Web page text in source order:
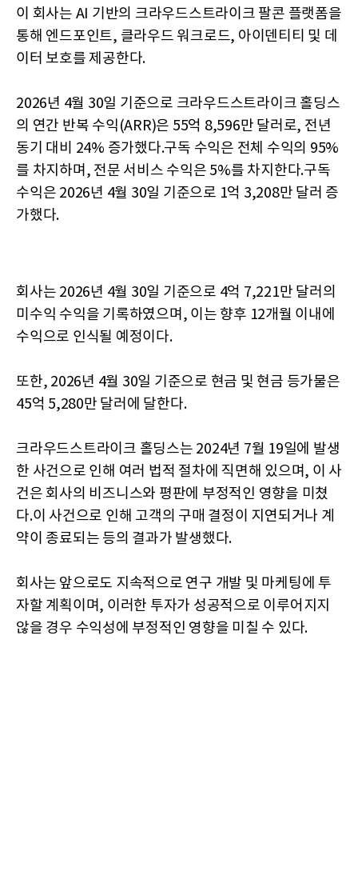
이 회사는 AI 기반의 크라우드스트라이크 팔콘 플랫폼을
통해 엔드포인트, 클라우드 워크로드, 아이덴티티 및 데
이터 보호를 제공한다.
2026년 4월 30일 기준으로 크라우드스트라이크 홀딩스
의 연간 반복 수익(ARR)은 55억 8,596만 달러로, 전년
동기 대비 24% 증가했다.구독 수익은 전체 수익의 95%
를 차지하며, 전문 서비스 수익은 5%를 차지한다.구독
수익은 2026년 4월 30일 기준으로 1억 3,208만 달러 증
가했다.
회사는 2026년 4월 30일 기준으로 4억 7,221만 달러의
미수익 수익을 기록하였으며, 이는 향후 12개월 이내에
수익으로 인식될 예정이다.
또한, 2026년 4월 30일 기준으로 현금 및 현금 등가물은
45억 5,280만 달러에 달한다.
크라우드스트라이크 홀딩스는 2024년 7월 19일에 발생
한 사건으로 인해 여러 법적 절차에 직면해 있으며, 이 사
건은 회사의 비즈니스와 평판에 부정적인 영향을 미쳤
다.이 사건으로 인해 고객의 구매 결정이 지연되거나 계
약이 종료되는 등의 결과가 발생했다.
회사는 앞으로도 지속적으로 연구 개발 및 마케팅에 투
자할 계획이며, 이러한 투자가 성공적으로 이루어지지
않을 경우 수익성에 부정적인 영향을 미칠 수 있다.